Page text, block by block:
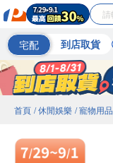
宅配 到店取貨
首頁 / 休閒娛樂 / 寵物用品